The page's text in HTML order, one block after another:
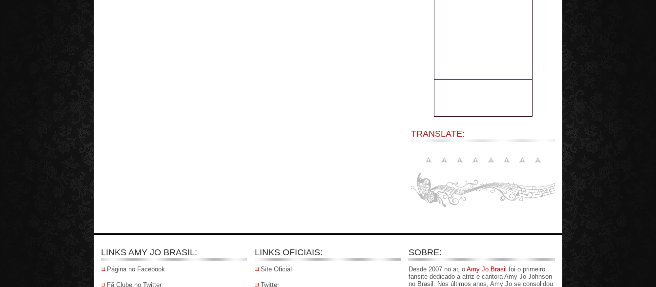
TRANSLATE:
LINKS AMY JO BRASIL:
Página no Facebook
Fã Clube no Twitter
LINKS OFICIAIS:
Site Oficial
Twitter
SOBRE:
Desde 2007 no ar, o Amy Jo Brasil foi o primeiro
fansite dedicado a atriz e cantora Amy Jo Johnson
no Brasil. Nos últimos anos, Amy Jo se consolidou